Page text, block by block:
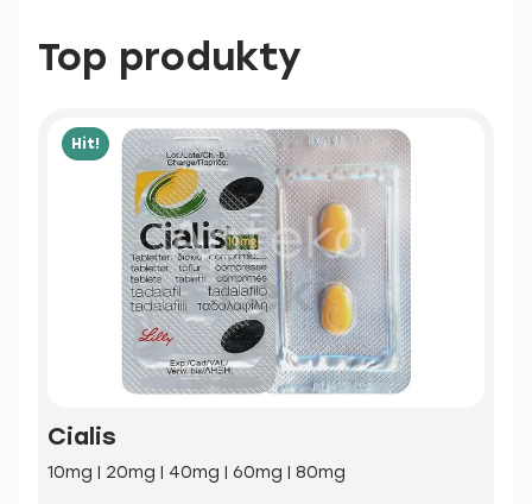
Top produkty
Hit!
Cialis
10mg | 20mg | 40mg | 60mg | 80mg